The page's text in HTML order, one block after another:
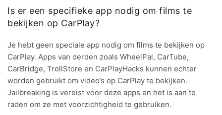
Is er een specifieke app nodig om films te
bekijken op CarPlay?
Je hebt geen speciale app nodig om films te bekijken op
CarPlay. Apps van derden zoals WheelPal, CarTube,
CarBridge, TrollStore en CarPlayHacks kunnen echter
worden gebruikt om video’s op CarPlay te bekijken.
Jailbreaking is vereist voor deze apps en het is aan te
raden om ze met voorzichtigheid te gebruiken.